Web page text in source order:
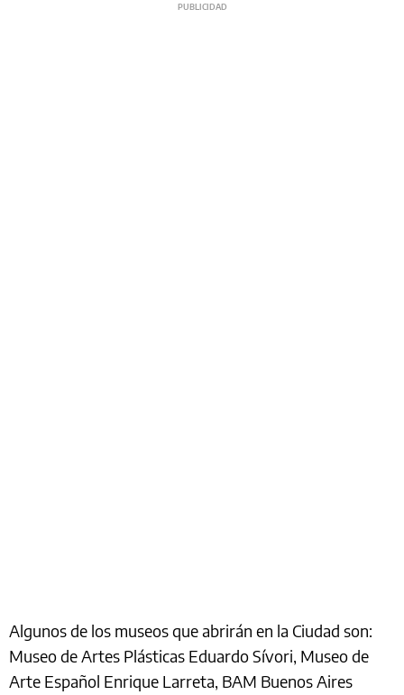
Algunos de los museos que abrirán en la Ciudad son:
Museo de Artes Plásticas Eduardo Sívori, Museo de
Arte Español Enrique Larreta, BAM Buenos Aires